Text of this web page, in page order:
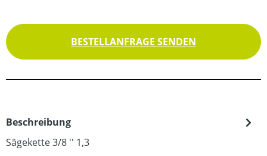
BESTELLANFRAGE SENDEN
Beschreibung
Sägekette 3/8 '' 1,3